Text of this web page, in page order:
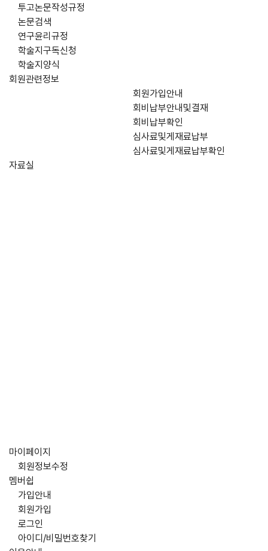
투고논문작성규정
논문검색
연구윤리규정
학술지구독신청
학술지양식
회원관련정보
회원가입안내
회비납부안내및결재
회비납부확인
심사료및게재료납부
심사료및게재료납부확인
자료실
마이페이지
회원정보수정
멤버쉽
가입안내
회원가입
로그인
아이디/비밀번호찾기